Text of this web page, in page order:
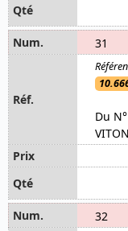
31
Du
VITON
32